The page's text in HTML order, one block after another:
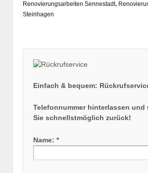
Renovierungsarbeiten Sennestadt,
Steinhagen
Einfach & bequem:
Telefonnummer hinterlassen und
Sie schnellstmöglich zurück!
Name: *